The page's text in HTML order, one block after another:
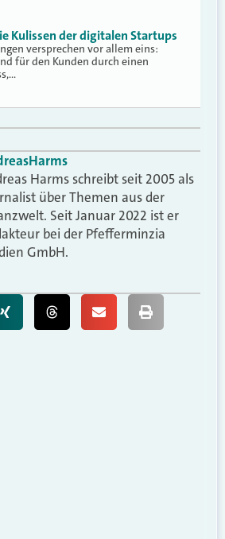
Kulissen der digitalen Startups
versprechen vor allem eins:
für den Kunden durch einen
Harms
Harms schreibt seit 2005 als
über Themen aus der
Seit Januar 2022 ist er
bei der Pfefferminzia
GmbH.